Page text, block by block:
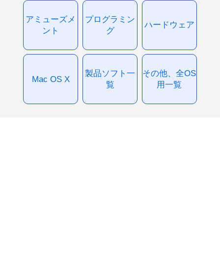
アミューズメ
ント
プログラミン
グ
ハードウェア
Mac OS X
製品ソフト一
覧
その他、全OS
用一覧